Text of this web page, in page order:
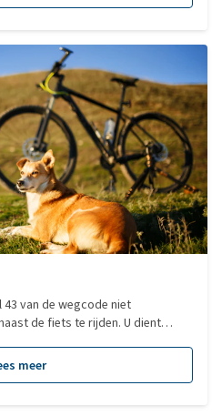
van de wegcode niet
de fiets te rijden. U dient
fietsen. Woont u in het
dan gelden soms andere
meer